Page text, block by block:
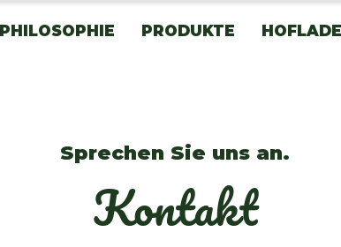
PHILOSOPHIE PRODUKTE
Sprechen Sie uns an.
Kontakt